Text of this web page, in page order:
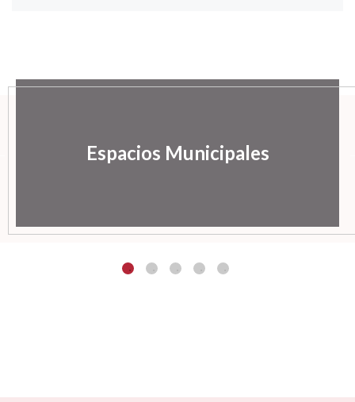
Espacios Municipales